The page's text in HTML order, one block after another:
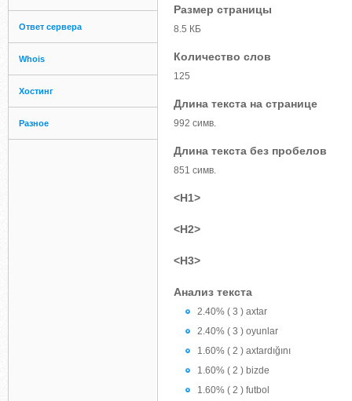
Ответ сервера
Whois
Хостинг
Разное
Размер страницы
8.5 КБ
Количество слов
125
Длина текста на странице
992 симв.
Длина текста без пробелов
851 симв.
<H1>
<H2>
<H3>
Анализ текста
2.40% ( 3 ) axtar
2.40% ( 3 ) oyunlar
1.60% ( 2 ) axtardığını
1.60% ( 2 ) bizde
1.60% ( 2 ) futbol